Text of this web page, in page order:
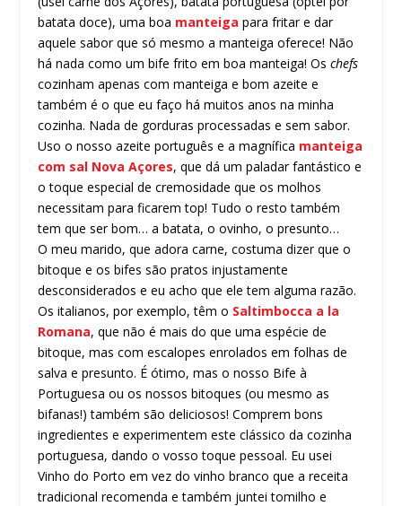
batata doce), uma boa manteiga para fritar e dar
aquele sabor que só mesmo a manteiga oferece! Não
há nada como um bife frito em boa manteiga! Oschefs
cozinham apenas com manteiga e bom azeite e
também é o que eu faço há muitos anos na minha
cozinha. Nada de gorduras processadas e sem sabor.
Uso o nosso azeite português e a magnífica manteiga
com sal Nova Açores, que dá um paladar fantástico e
o toque especial de cremosidade que os molhos
necessitam para ficarem top! Tudo o resto também
tem que ser bom… a batata, o ovinho, o presunto…
O meu marido, que adora carne, costuma dizer que o
bitoque e os bifes são pratos injustamente
desconsiderados e eu acho que ele tem alguma razão.
Os italianos, por exemplo, têm o Saltimbocca a la
Romana, que não é mais do que uma espécie de
bitoque, mas com escalopes enrolados em folhas de
salva e presunto. É ótimo, mas o nosso Bife à
Portuguesa ou os nossos bitoques (ou mesmo as
bifanas!) também são deliciosos! Comprem bons
ingredientes e experimentem este clássico da cozinha
portuguesa, dando o vosso toque pessoal. Eu usei
Vinho do Porto em vez do vinho branco que a receita
tradicional recomenda e também juntei tomilho e